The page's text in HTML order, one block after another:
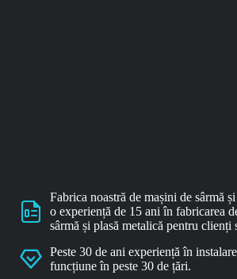

Fabrica noastră de mașini de sârmă
o experiență de 15 ani în fabricarea
sârmă și plasă metalică pentru clienți
 Peste 30 de ani experiență în
funcțiune în peste 30 de țări.